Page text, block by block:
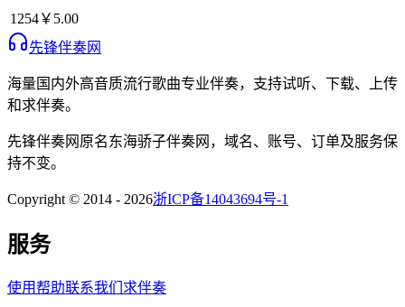
1254￥5.00
先锋伴奏网
海量国内外高音质流行歌曲专业伴奏，支持试听、下载、上传
和求伴奏。
先锋伴奏网 原名东海骄子伴奏网 ，域名、账号、订单及服务保
持不变。
Copyright © 2014 - 2026浙ICP备14043694号-1
服务
使用帮助联系我们 求伴奏